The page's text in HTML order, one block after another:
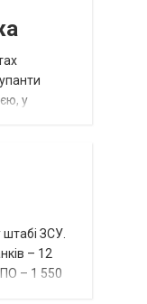
у
штабі ЗСУ.
– 12
– 1 550